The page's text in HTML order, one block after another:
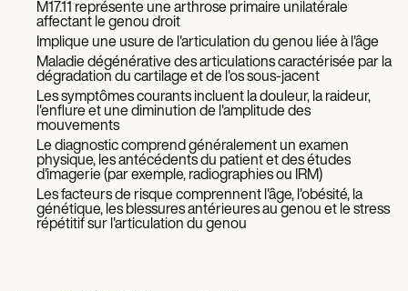
Patient Visit Summary Template
Help Center
Demos
Training Hub
Webinars
Switch to Carepatron
Become a Partner
Pricing
Why Carepatron?
Get started
M17.11 représente une arthrose primaire unilatérale
affectant le genou droit
Implique une usure de l'articulation du genou liée à l'âge
Maladie dégénérative des articulations caractérisée par la
dégradation du cartilage et de l'os sous-jacent
Les symptômes courants incluent la douleur, la raideur,
l'enflure et une diminution de l'amplitude des
mouvements
Le diagnostic comprend généralement un examen
physique, les antécédents du patient et des études
d'imagerie (par exemple, radiographies ou IRM)
Les facteurs de risque comprennent l'âge, l'obésité, la
génétique, les blessures antérieures au genou et le stress
répétitif sur l'articulation du genou